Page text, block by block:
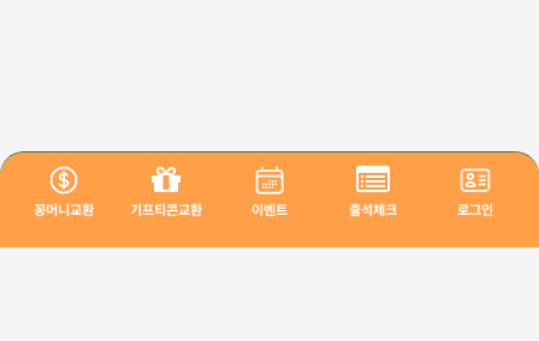
꽁머니교환 기프티콘교환 이벤트 출석체크 로그인